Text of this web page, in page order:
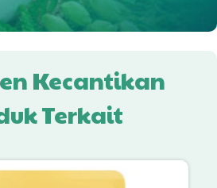
Kecantikan
Terkait